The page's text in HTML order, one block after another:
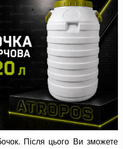
Після цього Ви зможете